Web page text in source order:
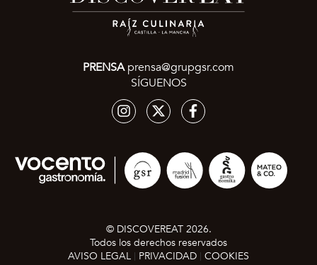
PRENSA prensa@grupgsr.com
SÍGUENOS
© DISCOVEREAT 2026.
Todos los derechos reservados
AVISO LEGAL
PRIVACIDAD COOKIES